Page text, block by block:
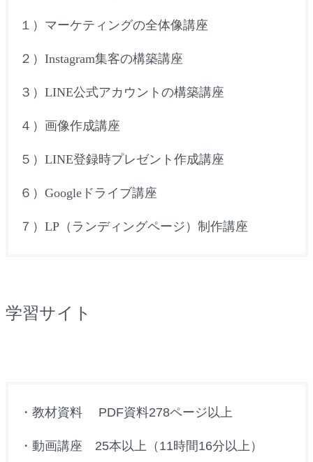
１）マーケティングの全体像講座
２） Instagram集客の構築講座
３） LINE公式アカウントの構築講座
４）画像作成講座
５） LINE登録時プレゼント作成講座
６） Googleドライブ講座
７） LP（ランディングページ）制作講座
学習サイト
・教材資料 PDF資料278ページ以上
・動画講座 25本以上（11時間16分以上）